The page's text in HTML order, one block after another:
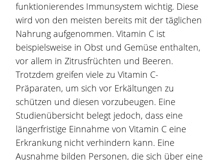
funktionierendes Immunsystem wichtig. Diese
wird von den meisten bereits mit der täglichen
Nahrung aufgenommen. Vitamin C ist
beispielsweise in Obst und Gemüse enthalten,
vor allem in Zitrusfrüchten und Beeren.
Trotzdem greifen viele zu Vitamin C-
Präparaten, um sich vor Erkältungen zu
schützen und diesen vorzubeugen. Eine
Studienübersicht belegt jedoch, dass eine
längerfristige Einnahme von Vitamin C eine
Erkrankung nicht verhindern kann. Eine
Ausnahme bilden Personen, die sich über eine